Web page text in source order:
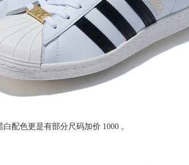
配色更是有部分尺码加价 1000 。